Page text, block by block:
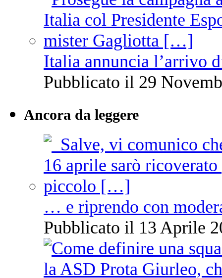
Italia annuncia l’arrivo
Pubblicato il 29
Ancora da leggere
… e riprendo con
Pubblicato il 13 Aprile